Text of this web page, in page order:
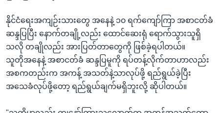
နိုင်ငံရေးအကျဉ်းသားတွေ အနေနဲ့ ၁၀ ရက်ကျော်ကြာ အစာငတ်ခံ
ဆန္ဒပြပြီး နောက်တချို့လည်း ထောင်ဆေးရုံ ရောက်သွားသူရှိ
သလို တချိုလည်း အားပြတ်တာတွေကို ဖြစ်ခဲ့ရပါတယ်။
သူတိုအနေနဲ့ အစာငတ်ခံ ဆန္ဒပြမူကို ရပ်တန့်လိုက်တာဟာလည်း
အစကတည်းက အကန့် အသတ်နဲ့သာလုပ်ဖို့ ရည်ရွယ်ခဲ့ပြီး
အသေခံလုပ်ဖို့တော့ ရည်ရွယ်ချက်မရှိဘူးလို့ ဆိုပါတယ်။